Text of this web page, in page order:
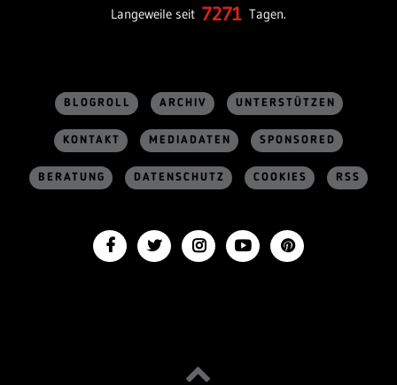
Langeweile seit 7271 Tagen.
BLOGROLL ARCHIV UNTERSTÜTZEN
KONTAKT MEDIADATEN SPONSORED
BERATUNG DATENSCHUTZ COOKIES RSS